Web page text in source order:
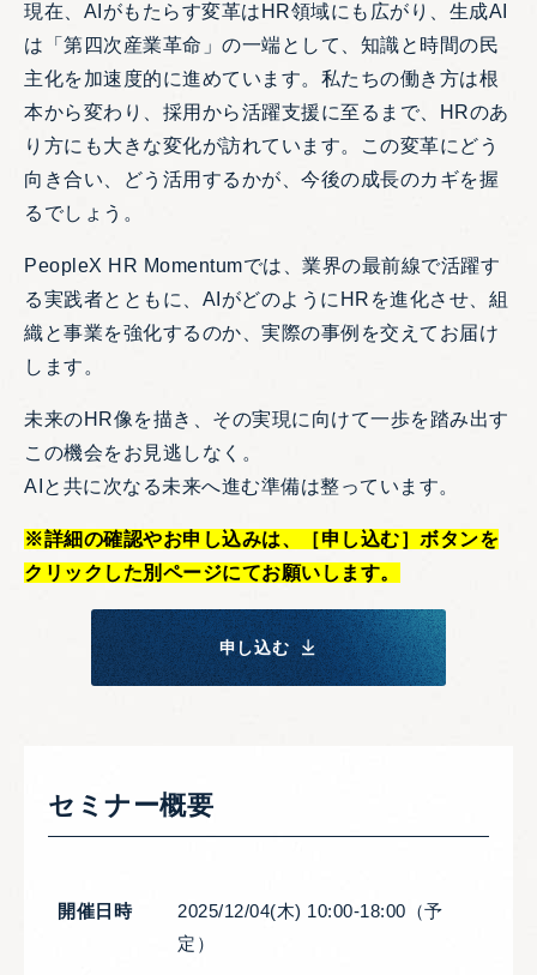
現在、AIがもたらす変革はHR領域にも広がり、生成AI
は「第四次産業革命」の一端として、知識と時間の民
主化を加速度的に進めています。私たちの働き方は根
本から変わり、採用から活躍支援に至るまで、HRのあ
り方にも大きな変化が訪れています。この変革にどう
向き合い、どう活用するかが、今後の成長のカギを握
るでしょう。
PeopleX HR Momentumでは、業界の最前線で活躍す
る実践者とともに、AIがどのようにHRを進化させ、組
織と事業を強化するのか、実際の事例を交えてお届け
します。
未来のHR像を描き、その実現に向けて一歩を踏み出す
この機会をお見逃しなく。
AIと共に次なる未来へ進む準備は整っています。
※詳細の確認やお申し込みは、［申し込む］ボタンを
クリックした別ページにてお願いします。
申し込む
セミナー概要
開催日時
2025/12/04(木) 10:00-18:00（予
定）